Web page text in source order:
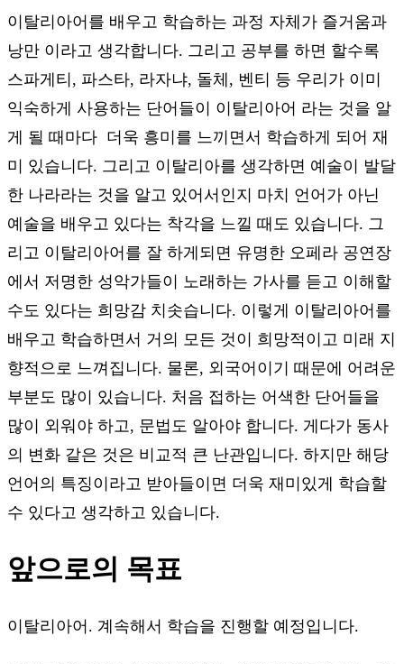
이탈리아어를 배우고 학습하는 과정 자체가 즐거움과
낭만 이라고 생각합니다. 그리고 공부를 하면 할수록
스파게티, 파스타, 라자냐, 돌체, 벤티 등 우리가 이미
익숙하게 사용하는 단어들이 이탈리아어 라는 것을 알
게 될 때마다 더욱 흥미를 느끼면서 학습하게 되어 재
미 있습니다. 그리고 이탈리아를 생각하면 예술이 발달
한 나라라는 것을 알고 있어서인지 마치 언어가 아닌
예술을 배우고 있다는 착각을 느낄 때도 있습니다. 그
리고 이탈리아어를 잘 하게되면 유명한 오페라 공연장
에서 저명한 성악가들이 노래하는 가사를 듣고 이해할
수도 있다는 희망감 치솟습니다. 이렇게 이탈리아어를
배우고 학습하면서 거의 모든 것이 희망적이고 미래 지
향적으로 느껴집니다. 물론, 외국어이기 때문에 어려운
부분도 많이 있습니다. 처음 접하는 어색한 단어들을
많이 외워야 하고, 문법도 알아야 합니다. 게다가 동사
의 변화 같은 것은 비교적 큰 난관입니다. 하지만 해당
언어의 특징이라고 받아들이면 더욱 재미있게 학습할
수 있다고 생각하고 있습니다.
앞으로의 목표
이탈리아어. 계속해서 학습을 진행할 예정입니다.